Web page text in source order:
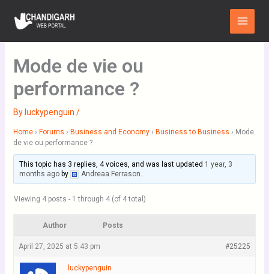
content
Main
Menu
Mode de vie ou
performance ?
By luckypenguin /
Home › Forums › Business and Economy › Business to Business › Mode
de vie ou performance ?
This topic has 3 replies, 4 voices, and was last updated 1 year, 3
months agoby Andreaa Ferrason.
Viewing 4 posts - 1 through 4 (of 4 total)
Author Posts
April 27, 2025 at 5:43 pm #25225
luckypenguin